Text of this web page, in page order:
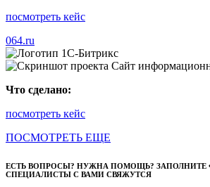
посмотреть кейс
064.ru
Что сделано:
посмотреть кейс
ПОСМОТРЕТЬ ЕЩЕ
ЕСТЬ ВОПРОСЫ? НУЖНА ПОМОЩЬ?
СПЕЦИАЛИСТЫ С ВАМИ СВЯЖУТСЯ